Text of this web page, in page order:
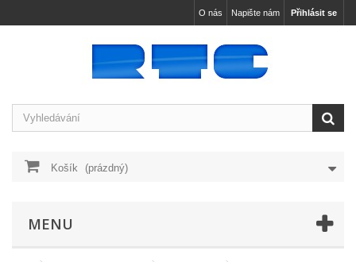
Přihlásit se
Napište nám
O nás
Košík (prázdný)
MENU